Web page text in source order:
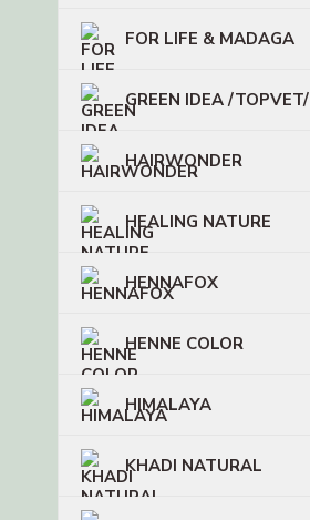
FOR LIFE & MADAGA
GREEN IDEA /TOPVET/
HAIRWONDER
HEALING NATURE
HENNAFOX
HENNE COLOR
HIMALAYA
KHADI NATURAL